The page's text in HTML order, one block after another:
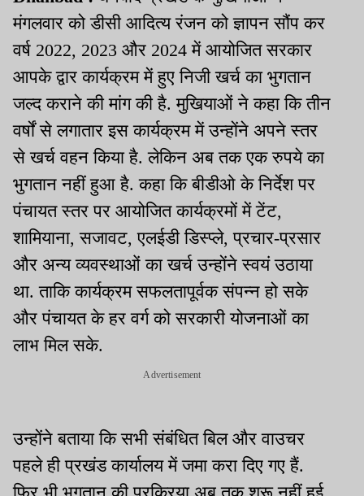
मंगलवार को डीसी आदित्य रंजन को ज्ञापन सौंप कर
वर्ष 2022, 2023 और 2024 में आयोजित सरकार
आपके द्वार कार्यक्रम में हुए निजी खर्च का भुगतान
जल्द कराने की मांग की है. मुखियाओं ने कहा कि तीन
वर्षों से लगातार इस कार्यक्रम में उन्होंने अपने स्तर
से खर्च वहन किया है. लेकिन अब तक एक रुपये का
भुगतान नहीं हुआ है. कहा कि बीडीओ के निर्देश पर
पंचायत स्तर पर आयोजित कार्यक्रमों में टेंट,
शामियाना, सजावट, एलईडी डिस्प्ले, प्रचार-प्रसार
और अन्य व्यवस्थाओं का खर्च उन्होंने स्वयं उठाया
था. ताकि कार्यक्रम सफलतापूर्वक संपन्न हो सके
और पंचायत के हर वर्ग को सरकारी योजनाओं का
लाभ मिल सके.
Advertisement
उन्होंने बताया कि सभी संबंधित बिल और वाउचर
पहले ही प्रखंड कार्यालय में जमा करा दिए गए हैं.